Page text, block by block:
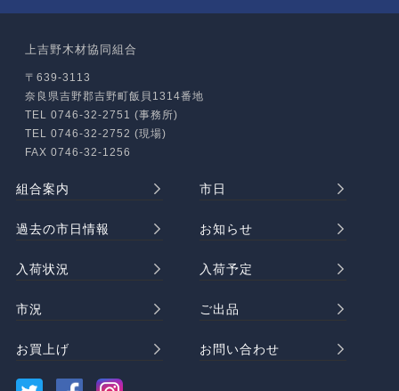
上吉野木材協同組合
〒639-3113
奈良県吉野郡吉野町飯貝1314番地
TEL 0746-32-2751 (事務所)
TEL 0746-32-2752 (現場)
FAX 0746-32-1256
組合案内 市日
過去の市日情報 お知らせ
入荷状況 入荷予定
市況 ご出品
お買上げ お問い合わせ